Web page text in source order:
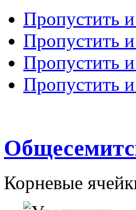
Пропустить
Пропустить
Пропустить
Пропустить
Корневые